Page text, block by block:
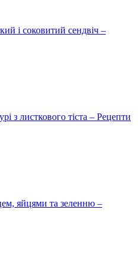
і соковитий сендвіч –
листкового тіста – Рецепти
яйцями та зеленню –